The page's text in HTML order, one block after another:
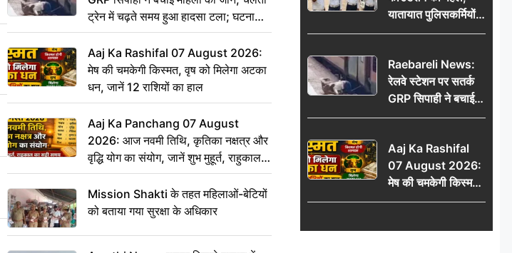
ट्रेन में चढ़ते समय हुआ हादसा टला; घटना
CCTV में कैद
Aaj Ka Rashifal 07 August 2026:
मेष की चमकेगी किस्मत, वृष को मिलेगा अटका
धन, जानें 12 राशियों का हाल
Aaj Ka Panchang 07 August
2026: आज नवमी तिथि, कृतिका नक्षत्र और
वृद्धि योग का संयोग, जानें शुभ मुहूर्त, राहुकाल
का सही समय
Mission Shakti के तहत महिलाओं-बेटियों
को बताया गया सुरक्षा के अधिकार
यातायात पुलिसकर्मियों
को वितरित किए गए छाते
Raebareli News:
रेलवे स्टेशन पर सतर्क
GRP सिपाही ने बचाई
महिला की जान, चलती
हादसा टला; घटना
CCTV में कैद
Aaj Ka Rashifal
07 August 2026:
मेष की चमकेगी किस्मत,
वृष को मिलेगा अटका
हाल